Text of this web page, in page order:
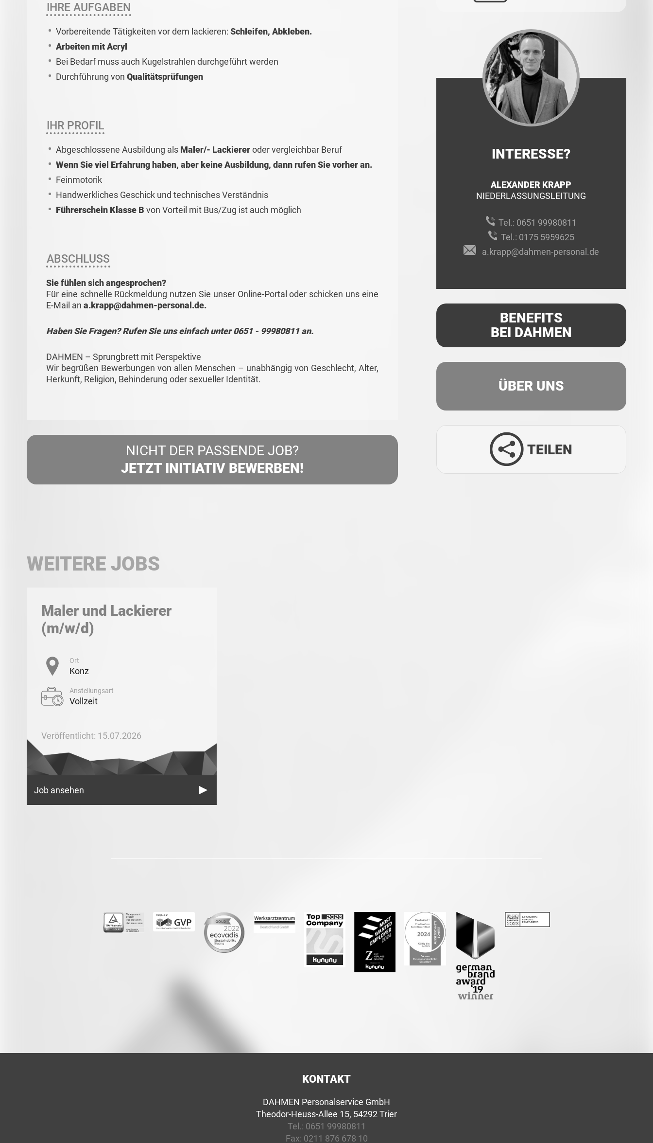
IHRE AUFGABEN
Vorbereitende Tätigkeiten vor dem lackieren: Schleifen, Abkleben.
Arbeiten mit Acryl
Bei Bedarf muss auch Kugelstrahlen durchgeführt werden
Durchführung von Qualitätsprüfungen
IHR PROFIL
Abgeschlossene Ausbildung als Maler/- Lackiereroder vergleichbar Beruf
Wenn Sie viel Erfahrung haben, aber keine Ausbildung, dann rufen Sie vorher an.
Feinmotorik
Handwerkliches Geschick und technisches Verständnis
Führerschein Klasse B von Vorteil mit Bus/Zug ist auch möglich
ABSCHLUSS
Sie fühlen sich angesprochen?
Für eine schnelle Rückmeldung nutzen Sie unser Online-Portal oder schicken uns eine
E-Mail an a.krapp@dahmen-personal.de.
Haben Sie Fragen? Rufen Sie uns einfach unter 0651 - 99980811 an.
DAHMEN – Sprungbrett mit Perspektive
Wir begrüßen Bewerbungen von allen Menschen – unabhängig von Geschlecht, Alter,
Herkunft, Religion, Behinderung oder sexueller Identität.
NICHT DER PASSENDE JOB?
JETZT INITIATIV BEWERBEN!
INTERESSE?
ALEXANDER KRAPP
NIEDERLASSUNGSLEITUNG
Tel.: 0651 99980811
Tel.: 0175 5959625
a.krapp@dahmen-personal.de
BENEFITS
BEI DAHMEN
ÜBER UNS
TEILEN
WEITERE JOBS
Maler und Lackierer
(m/w/d)
Ort
Konz
Anstellungsart
Vollzeit
Veröffentlicht: 15.07.2026
Job ansehen
KONTAKT
DAHMEN Personalservice GmbH
Theodor-Heuss-Allee 15, 54292 Trier
Tel.: 0651 99980811
Fax: 0211 876 678 10